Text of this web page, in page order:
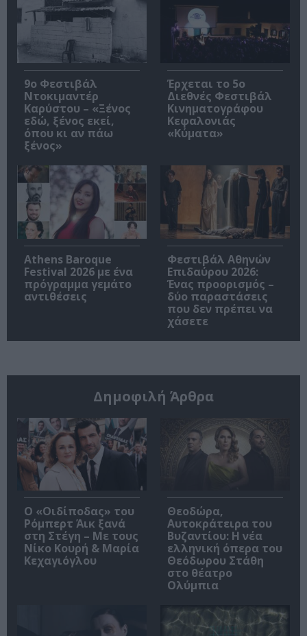
9ο Φεστιβάλ
Ντοκιμαντέρ
Καρύστου – «Ξένος
εδώ, ξένος εκεί,
όπου κι αν πάω
ξένος»
Έρχεται το 5ο
Διεθνές Φεστιβάλ
Κινηματογράφου
Κεφαλονιάς
«Κύματα»
Athens Baroque
Festival 2026 με ένα
πρόγραμμα γεμάτο
αντιθέσεις
Φεστιβάλ Αθηνών
Επιδαύρου 2026:
Ένας προορισμός –
δύο παραστάσεις
που δεν πρέπει να
χάσετε
Δημοφιλή Άρθρα
O «Οιδίποδας» του
Ρόμπερτ Άικ ξανά
στη Στέγη – Με τους
Νίκο Κουρή & Μαρία
Κεχαγιόγλου
Θεοδώρα,
Αυτοκράτειρα του
Βυζαντίου: Η νέα
ελληνική όπερα του
Θεόδωρου Στάθη
στο θέατρο
Ολύμπια